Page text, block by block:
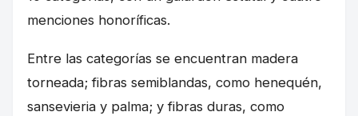
menciones honoríficas.
Entre las categorías se encuentran madera
torneada; fibras semiblandas, como henequén,
sansevieria y palma; y fibras duras, como